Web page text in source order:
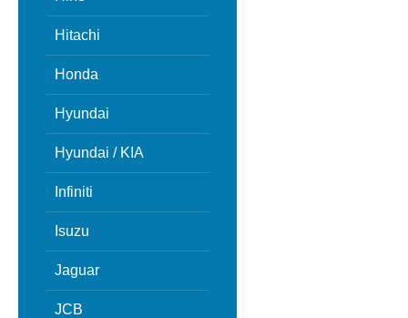
Hitachi
Honda
Hyundai
Hyundai / KIA
Infiniti
Isuzu
Jaguar
JCB